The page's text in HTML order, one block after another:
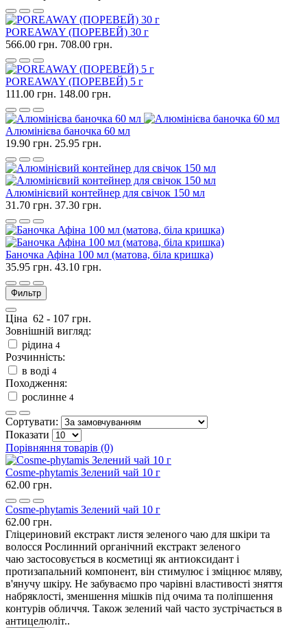
POREAWAY (ПОРЕВЕЙ) 30 г
566.00 грн. 708.00 грн.
POREAWAY (ПОРЕВЕЙ) 5 г
111.00 грн. 148.00 грн.
Алюмінієва баночка 60 мл
19.90 грн. 25.95 грн.
Алюмінієвий контейнер для свічок 150 мл
31.70 грн. 37.30 грн.
Баночка Афіна 100 мл (матова, біла кришка)
35.95 грн. 43.10 грн.
Фильтр
Ціна 62 - 107 грн.
Зовнішній вигляд:
рідина 4
Розчинність:
в воді 4
Походження:
рослинне 4
Сортувати:
Показати
Порівняння товарів (0)
Cosme-phytamis Зелений чай 10 г
62.00 грн.
Cosme-phytamis Зелений чай 10 г
62.00 грн.
Гліцериновий екстракт листя зеленого чаю для шкіри та
волосся Рослинний органічний екстракт зеленого
чаю застосовується в косметиці як антиоксидант і
протизапальний компонент, він стимулює і зміцнює мляву,
в'янучу шкіру. Не забуваємо про чарівні властивості зняття
набряклості, зменшення мішків під очима та поліпшення
контурів обличчя. Також зелений чай часто зустрічається в
антицелюліт..